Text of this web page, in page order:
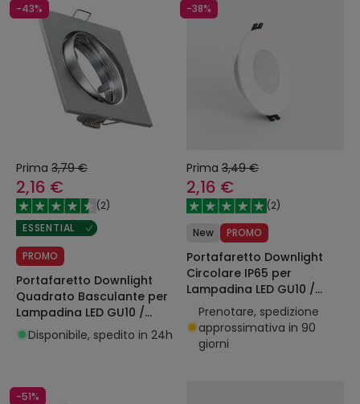
-43%
Prima 3,79 €
2,16 €
(2)
ESSENTIAL
PROMO
Portafaretto Downlight
Quadrato Basculante per
Lampadina LED GU10 /
GU5.3 Foro Ø 72 mm
Disponibile, spedito in 24h
-38%
Prima 3,49 €
2,16 €
(2)
New
PROMO
Portafaretto Downlight
Circolare IP65 per
Lampadina LED GU10 /
GU5.3 Foro Ø75 mm
Prenotare, spedizione
approssimativa in 90
giorni
-51%